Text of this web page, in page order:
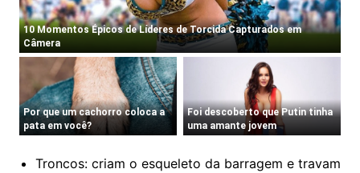
Troncos: criam o esqueleto da barragem e travam